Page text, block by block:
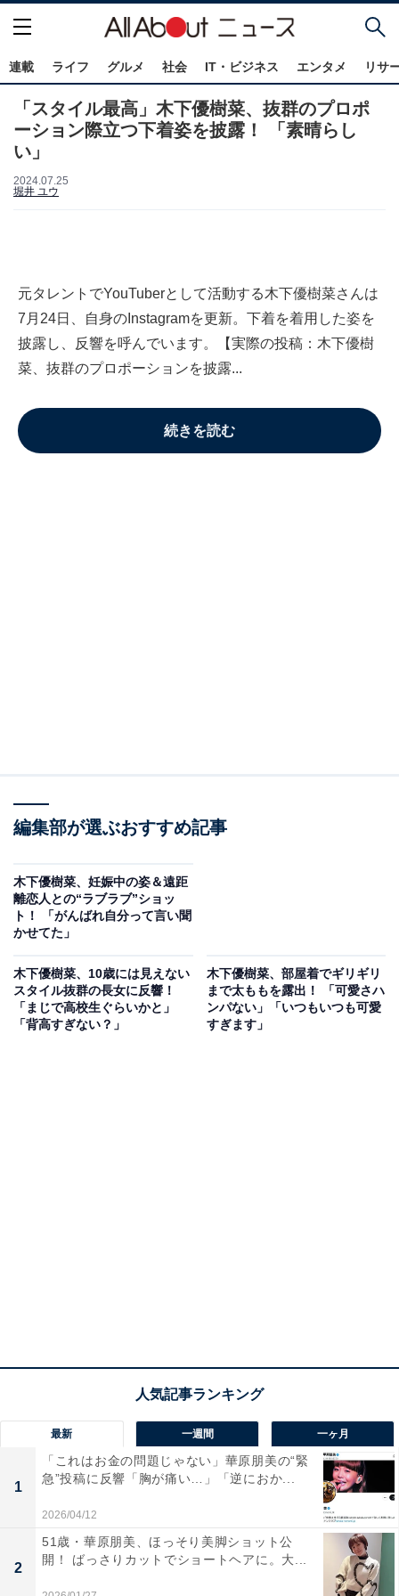
連載 ライフ グルメ 社会 IT・ビジネス エンタメ リサ
「スタイル最高」木下優樹菜、抜群のプロポ
ーション際立つ下着姿を披露！ 「素晴らし
い」
2024.07.25
堀井 ユウ
元タレントでYouTuberとして活動する木下優樹菜さんは
7月24日、自身のInstagramを更新。下着を着用した姿を
披露し、反響を呼んでいます。【実際の投稿：木下優樹
菜、抜群のプロポーションを披露...
続きを読む
編集部が選ぶおすすめ記事
木下優樹菜、妊娠中の姿＆遠距
離恋人との“ラブラブ”ショッ
ト！ 「がんばれ自分って言い聞
かせてた」
木下優樹菜、10歳には見えない
スタイル抜群の長女に反響！
「まじで高校生ぐらいかと」
「背高すぎない？」
木下優樹菜、部屋着でギリギリ
まで太ももを露出！ 「可愛さハ
ンパない」「いつもいつも可愛
すぎます」
最新 一週間 一ヶ月
1
「これはお金の問題じゃない」華原朋美の“緊
急”投稿に反響「胸が痛い…」「逆におか...
2026/04/12
2
51歳・華原朋美、ほっそり美脚ショット公
開！ ばっさりカットでショートヘアに。大...